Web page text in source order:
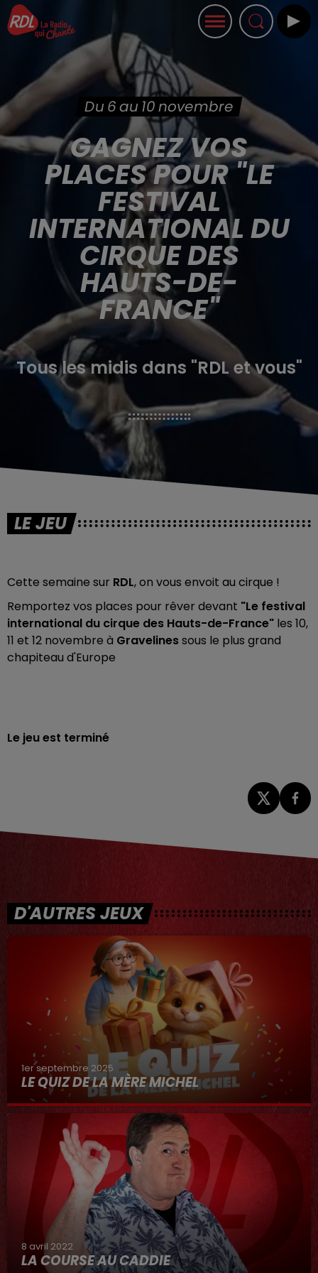
Du 6 au 10 novembre
GAGNEZ VOS
PLACES POUR "LE
FESTIVAL
INTERNATIONAL DU
CIRQUE DES
HAUTS-DE-
FRANCE"
Tous les midis dans "RDL et vous"
LE JEU
Cette semaine sur RDL, on vous envoit au cirque !
Remportez vos places pour rêver devant "Le festival
international du cirque des Hauts-de-France" les 10,
11 et 12 novembre à Gravelinessous le plus grand
chapiteau d'Europe
Le jeu est terminé
D'AUTRES JEUX
1er septembre 2025
LE QUIZ DE LA MÈRE MICHEL
8 avril 2022
LA COURSE AU CADDIE